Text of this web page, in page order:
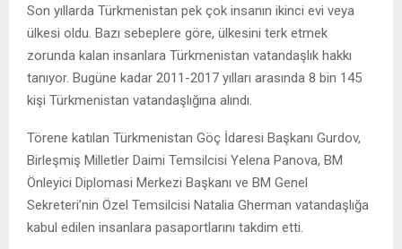
Son yıllarda Türkmenistan pek çok insanın ikinci evi veya
ülkesi oldu. Bazı sebeplere göre, ülkesini terk etmek
zorunda kalan insanlara Türkmenistan vatandaşlık hakkı
tanıyor. Bugüne kadar 2011-2017 yılları arasında 8 bin 145
kişi Türkmenistan vatandaşlığına alındı.
Törene katılan Türkmenistan Göç İdaresi Başkanı Gurdov,
Birleşmiş Milletler Daimi Temsilcisi Yelena Panova, BM
Önleyici Diplomasi Merkezi Başkanı ve BM Genel
Sekreteri’nin Özel Temsilcisi Natalia Gherman vatandaşlığa
kabul edilen insanlara pasaportlarını takdim etti.